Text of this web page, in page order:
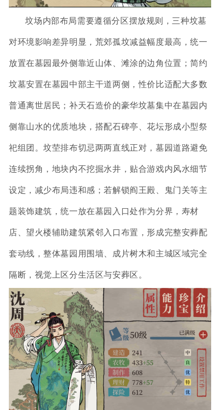
坟场内部布局需要遵循分区摆放规则，三种坟墓
对环境影响差异明显，荒郊孤坟减益幅度最高，统一
放置在墓园最外侧靠近山体、滩涂的边角位置；简约
坟墓安置在墓园中部主干道两侧，性价比适配大多数
普通离世居民；补天石造价的豪华坟墓集中在墓园内
侧靠山水的优质地块，搭配石碑亭、花坛形成小型祭
祀组团。坟茔排布切忌两两直线正对，墓园道路避免
连续拐角，地块内不挖掘水井，贴合游戏内风水细节
设定，减少布局违和感；若解锁阎王殿、鬼门关等主
题装饰建筑，统一放在墓园入口处作为分界，寿材
店、望火楼辅助建筑紧邻入口布置，形成完整安葬配
套动线，整体墓园用围墙、成片树木和主城区域完全
隔断，视觉上区分生活区与安葬区。